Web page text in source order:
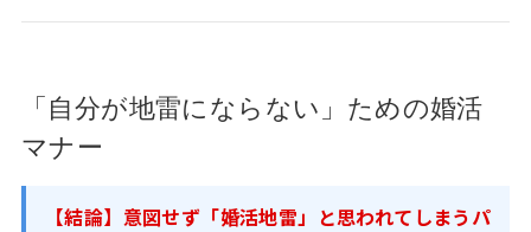
「自分が地雷にならない」ための婚活
マナー
【結論】意図せず「婚活地雷」と思われてしまうパ